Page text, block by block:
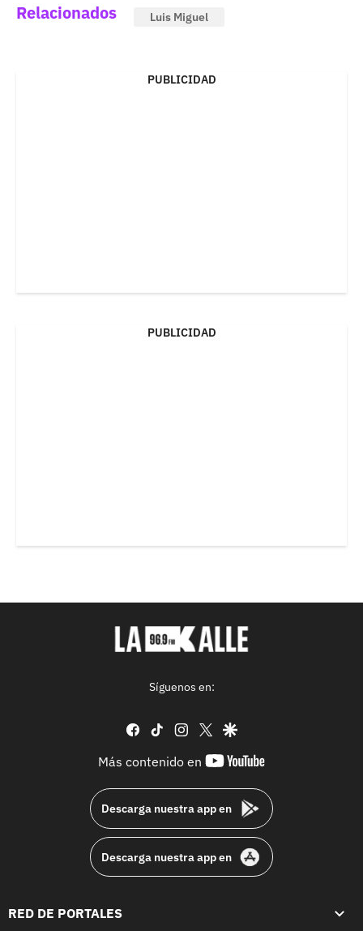
Relacionados Luis Miguel
PUBLICIDAD
PUBLICIDAD
Síguenos en:
facebook
tiktok instagram
twittergoogle
Más contenido en
youtube-
Descarga nuestra app en
Descarga nuestra app en
RED DE PORTALES